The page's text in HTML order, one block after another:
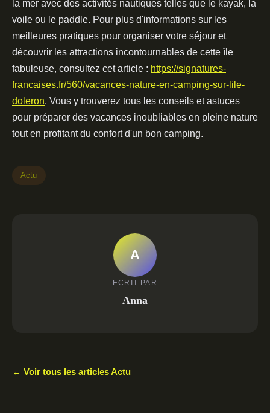
la mer avec des activités nautiques telles que le kayak, la
voile ou le paddle. Pour plus d'informations sur les
meilleures pratiques pour organiser votre séjour et
découvrir les attractions incontournables de cette île
fabuleuse, consultez cet article : https://signatures-
francaises.fr/560/vacances-nature-en-camping-sur-lile-
doleron. Vous y trouverez tous les conseils et astuces
pour préparer des vacances inoubliables en pleine nature
tout en profitant du confort d'un bon camping.
Actu
A
ECRIT PAR
Anna
← Voir tous les articles Actu